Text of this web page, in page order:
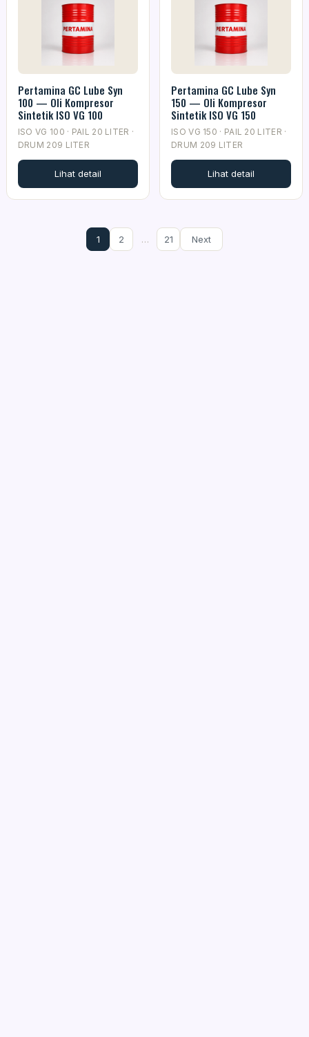
Pertamina GC Lube Syn
100 — Oli Kompresor
Sintetik ISO VG 100
ISO VG 100 · PAIL 20 LITER ·
DRUM 209 LITER
Lihat detail
Pertamina GC Lube Syn
150 — Oli Kompresor
Sintetik ISO VG 150
ISO VG 150 · PAIL 20 LITER ·
DRUM 209 LITER
Lihat detail
1 2 … 21 Next